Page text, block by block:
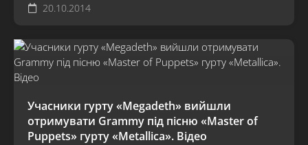
20.10.2014
Учасники гурту «Megadeth» вийшли
отримувати Grammy під пісню «Master of
Puppets» гурту «Metallica». Відео